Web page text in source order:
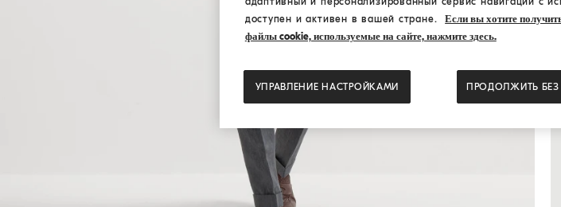
доступен и активен в вашей стране.
Если вы хотите
файлы cookie, используемые на сайте, нажмите здесь.
УПРАВЛЕНИЕ НАСТРОЙКАМИ ПРОДОЛЖИТЬ БЕЗ